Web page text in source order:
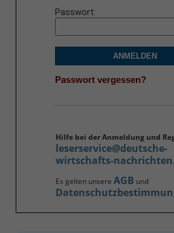
Passwort
ANMELDEN
Passwort vergessen?
Hilfe bei der Anmeldung und
leserservice@deutsche-
wirtschafts-
Es gelten unsere AGB und